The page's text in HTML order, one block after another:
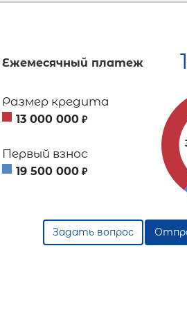
Ежемесячный платеж
Размер кредита
13 000 000 ₽
Первый взнос
19 500 000 ₽
Задать вопрос